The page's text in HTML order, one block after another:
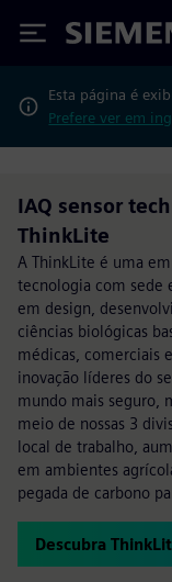
Siemens
Esta página é
Prefere ver em
IAQ sensor
ThinkLite
A ThinkLite é uma
tecnologia com sede
em design,
ciências biológicas
médicas, comerciais
inovação líderes do
mundo mais seguro,
meio de nossas 3
local de trabalho,
em ambientes
pegada de carbono
Descubra